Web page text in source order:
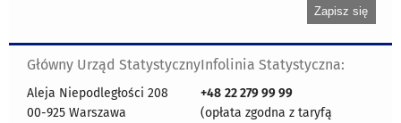
Główny Urząd Statystyczny
Aleja Niepodległości 208
00-925 Warszawa
Infolinia Statystyczna:
+48 22 279 99 99
(opłata zgodna z taryfą